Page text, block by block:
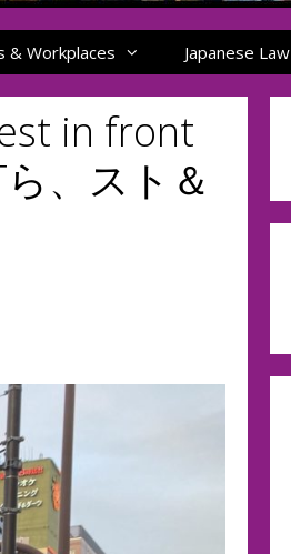
& Workplaces Japanese Law
in front
、スト＆